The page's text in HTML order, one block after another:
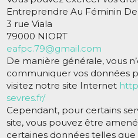
Entreprendre Au Féminin
3 rue Viala
79000 NIORT
eafpc.79@gmail.com
De manière générale, vous
communiquer vos données
visitez notre site Internet
sevres.fr/
Cependant, pour certains
site, vous pouvez être
certaines données telles